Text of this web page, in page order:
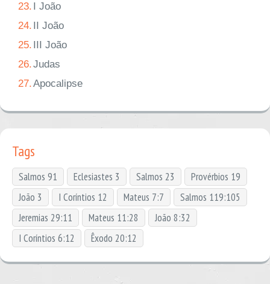
23. I João
24. II João
25. III João
26.Judas
27.Apocalipse
Tags
Salmos 91 Eclesiastes 3 Salmos 23
Provérbios 19
João 3
I Coríntios 12 Mateus 7:7
Salmos 119:105
Jeremias 29:11
Mateus 11:28
João 8:32
I Coríntios 6:12
Êxodo 20:12